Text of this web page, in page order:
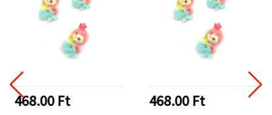
468.00 Ft 468.00 Ft